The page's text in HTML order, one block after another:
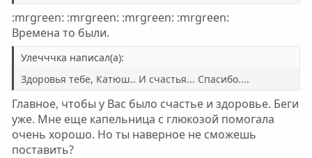
г
о
г
о
:mrgreen: :mrgreen: :mrgreen: :mrgreen:
Времена то были.
Улечччка написал(а):
Здоровья тебе, Катюш.. И счастья... Спасибо....
Главное, чтобы у Вас было счастье и здоровье. Беги
уже. Мне еще капельница с глюкозой помогала
очень хорошо. Но ты наверное не сможешь
поставить?